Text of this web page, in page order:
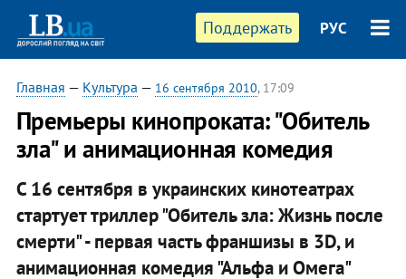
Поддержать РУС
Главная — Культура — 16 сентября 2010, 17:09
Премьеры кинопроката: "Обитель
зла" и анимационная комедия
С 16 сентября в украинских кинотеатрах
стартует триллер "Обитель зла: Жизнь после
смерти" - первая часть франшизы в 3D, и
анимационная комедия "Альфа и Омега"